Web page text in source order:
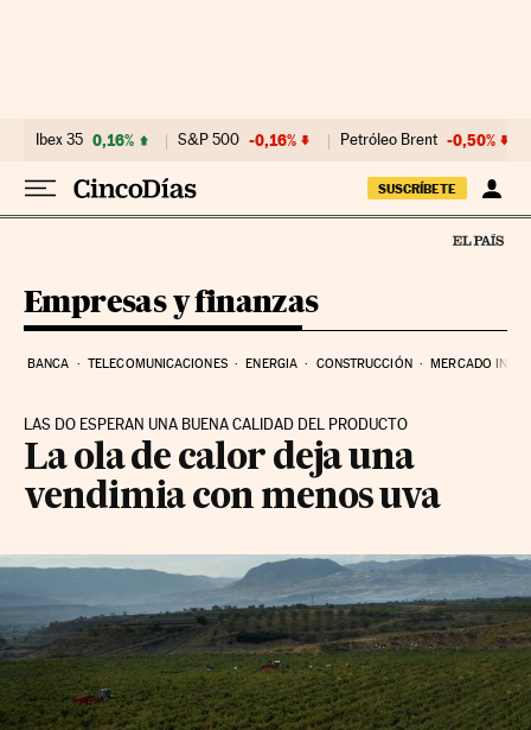
Ibex 35 0,16% S&P 500 -0,16% Petróleo Brent -0,50%
SUSCRÍBETE
Empresas y finanzas
BANCA TELECOMUNICACIONES ENERGIA CONSTRUCCIÓN MERCADO
LAS DO ESPERAN UNA BUENA CALIDAD DEL PRODUCTO
La ola de calor deja una
vendimia con menos uva